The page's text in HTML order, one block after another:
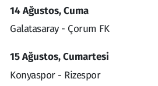
14 Ağustos, Cuma
Galatasaray - Çorum FK
15 Ağustos, Cumartesi
Konyaspor - Rizespor